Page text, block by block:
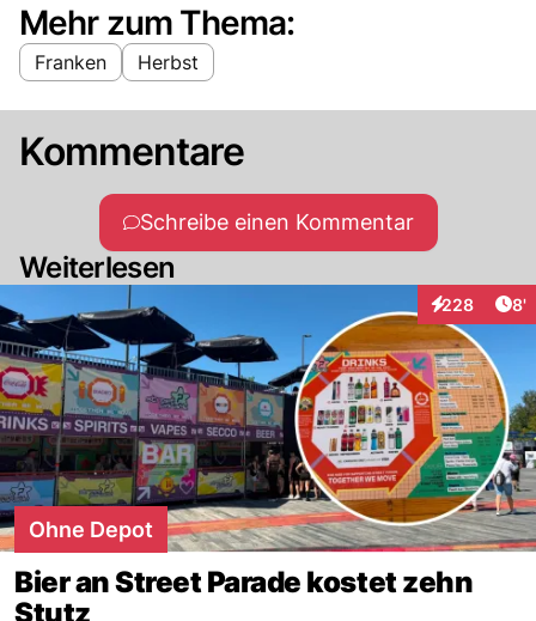
Mehr zum Thema:
Franken Herbst
Kommentare
Schreibe einen Kommentar
Weiterlesen
228
Interaktionen
8'
Ohne Depot
Bier an Street Parade kostet zehn
Stutz